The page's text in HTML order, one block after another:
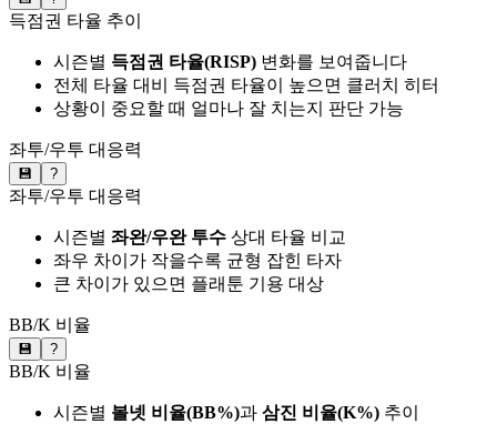
득점권 타율 추이
시즌별 득점권 타율(RISP) 변화를 보여줍니다
전체 타율 대비 득점권 타율이 높으면 클러치 히터
상황이 중요할 때 얼마나 잘 치는지 판단 가능
좌투/우투 대응력
💾 ?
좌투/우투 대응력
시즌별 좌완/우완 투수 상대 타율 비교
좌우 차이가 작을수록 균형 잡힌 타자
큰 차이가 있으면 플래툰 기용 대상
BB/K 비율
💾 ?
BB/K 비율
시즌별 볼넷 비율(BB%)과 삼진 비율(K%) 추이